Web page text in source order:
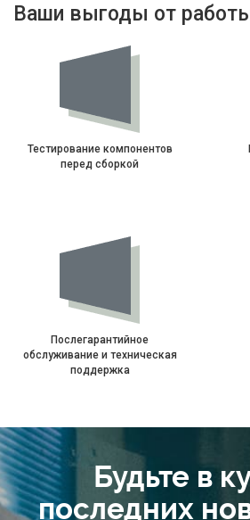
Ваши выгоды от
Тестирование компонентов
перед сборкой
Послегарантийное
обслуживание и техническая
поддержка
Будьте в
последних